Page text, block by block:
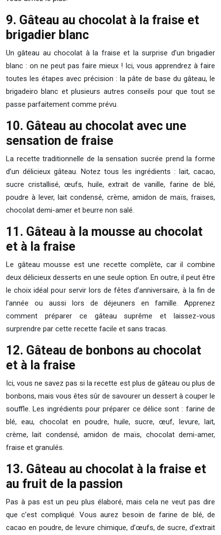
9. Gâteau au chocolat à la fraise et
brigadier blanc
Un gâteau au chocolat à la fraise et la surprise d’un brigadier
blanc : on ne peut pas faire mieux ! Ici, vous apprendrez à faire
toutes les étapes avec précision : la pâte de base du gâteau, le
brigadeiro blanc et plusieurs autres conseils pour que tout se
passe parfaitement comme prévu.
10. Gâteau au chocolat avec une
sensation de fraise
La recette traditionnelle de la sensation sucrée prend la forme
d’un délicieux gâteau. Notez tous les ingrédients : lait, cacao,
sucre cristallisé, œufs, huile, extrait de vanille, farine de blé,
poudre à lever, lait condensé, crème, amidon de maïs, fraises,
chocolat demi-amer et beurre non salé.
11. Gâteau à la mousse au chocolat
et à la fraise
Le gâteau mousse est une recette complète, car il combine
deux délicieux desserts en une seule option. En outre, il peut être
le choix idéal pour servir lors de fêtes d’anniversaire, à la fin de
l’année ou aussi lors de déjeuners en famille. Apprenez
comment préparer ce gâteau suprême et laissez-vous
surprendre par cette recette facile et sans tracas.
12. Gâteau de bonbons au chocolat
et à la fraise
Ici, vous ne savez pas si la recette est plus de gâteau ou plus de
bonbons, mais vous êtes sûr de savourer un dessert à couper le
souffle. Les ingrédients pour préparer ce délice sont : farine de
blé, eau, chocolat en poudre, huile, sucre, œuf, levure, lait,
crème, lait condensé, amidon de maïs, chocolat demi-amer,
fraise et granulés.
13. Gâteau au chocolat à la fraise et
au fruit de la passion
Pas à pas est un peu plus élaboré, mais cela ne veut pas dire
que c’est compliqué. Vous aurez besoin de farine de blé, de
cacao en poudre, de levure chimique, d’œufs, de sucre, d’extrait